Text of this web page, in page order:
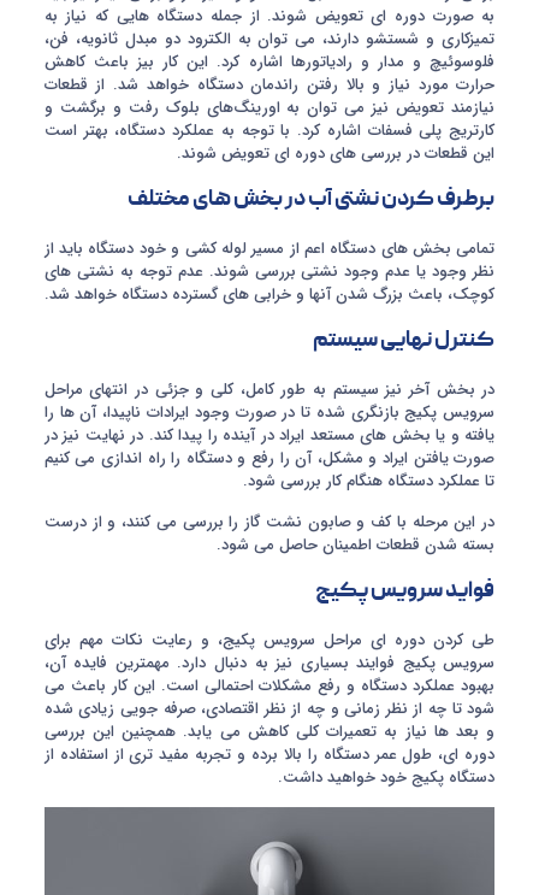
به صورت دوره ای تعویض شوند. از جمله دستگاه هایی که نیاز به
تمیزکاری و شستشو دارند، می توان به الکترود دو مبدل ثانویه، فن،
فلوسوئیچ و مدار و رادیاتورها اشاره کرد. این کار بیز باعث کاهش
حرارت مورد نیاز و بالا رفتن راندمان دستگاه خواهد شد. از قطعات
نیازمند تعویض نیز می توان به اورینگ‌های بلوک رفت و برگشت و
کارتریج پلی فسفات اشاره کرد. با توجه به عملکرد دستگاه، بهتر است
این قطعات در بررسی های دوره ای تعویض شوند.
برطرف کردن نشتی آب در بخش های مختلف
تمامی بخش های دستگاه اعم از مسیر لوله کشی و خود دستگاه باید از
نظر وجود یا عدم وجود نشتی بررسی شوند. عدم توجه به نشتی های
کوچک، باعث بزرگ شدن آنها و خرابی های گسترده دستگاه خواهد شد.
کنترل نهایی سیستم
در بخش آخر نیز سیستم به طور کامل، کلی و جزئی در انتهای مراحل
سرویس پکیج بازنگری شده تا در صورت وجود ایرادات ناپیدا، آن ها را
یافته و یا بخش های مستعد ایراد در آینده را پیدا کند. در نهایت نیز در
صورت یافتن ایراد و مشکل، آن را رفع و دستگاه را راه اندازی می کنیم
تا عملکرد دستگاه هنگام کار بررسی شود.
در این مرحله با کف و صابون نشت گاز را بررسی می کنند، و از درست
بسته شدن قطعات اطمینان حاصل می شود.
فواید سرویس پکیج
طی کردن دوره ای مراحل سرویس پکیج، و رعایت نکات مهم برای
سرویس پکیج فوایند بسیاری نیز به دنبال دارد. مهمترین فایده آن،
بهبود عملکرد دستگاه و رفع مشکلات احتمالی است. این کار باعث می
شود تا چه از نظر زمانی و چه از نظر اقتصادی، صرفه جویی زیادی شده
و بعد ها نیاز به تعمیرات کلی کاهش می یابد. همچنین این بررسی
دوره ای، طول عمر دستگاه را بالا برده و تجربه مفید تری از استفاده از
دستگاه پکیج خود خواهید داشت.